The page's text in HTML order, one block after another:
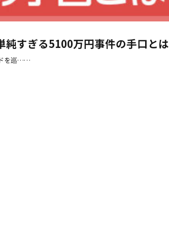
すぎる5100万円事件の手口とは
ドを巡……